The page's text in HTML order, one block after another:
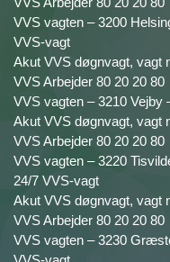
VVS vagten – 3200
VVS-vagt
Akut VVS døgnvagt, vagt
VVS Arbejder 80 20 20 80
VVS vagten – 3210 Vejby
Akut VVS døgnvagt, vagt
VVS Arbejder 80 20 20 80
VVS vagten – 3220
24/7 VVS-vagt
Akut VVS døgnvagt, vagt
VVS Arbejder 80 20 20 80
VVS vagten – 3230